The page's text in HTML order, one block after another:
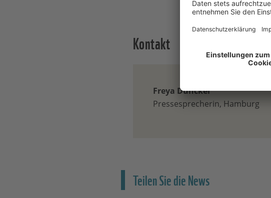
Kontakt
Freya Duncker
Pressesprecherin, Hamburg
Teilen Sie die News